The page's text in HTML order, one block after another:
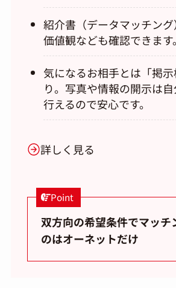
紹介書（データマッチン
価値観なども確認できます。
気になるお相手とは「掲
り。写真や情報の開示は
行えるので安心です。
詳しく見る
Point
双方向の希望条件でマッチ
のはオーネットだけ